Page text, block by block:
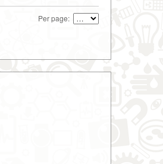
Per page: